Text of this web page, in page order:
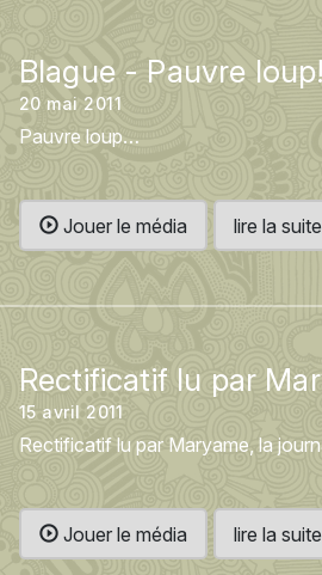
Blague - Pauvre loup!
20 mai 2011
Pauvre loup…
Jouer le média lire la
Rectificatif lu par
15 avril 2011
Rectificatif lu par Maryame, la
Jouer le média lire la